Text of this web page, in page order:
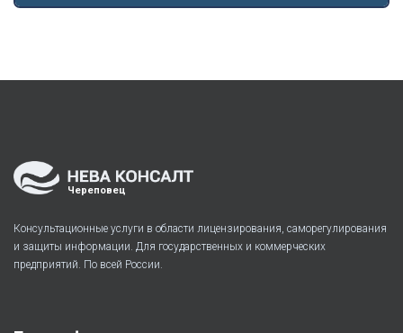
Череповец
Консультационные услуги в области лицензирования, саморегулирования
и защиты информации. Для государственных и коммерческих
предприятий. По всей России.